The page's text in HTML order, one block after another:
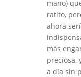
mano)
ratito,
ahora
más
preciosa,
a día sin